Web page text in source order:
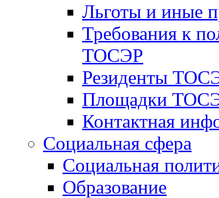
Льготы и иные
Требования к
ТОСЭР
Резиденты
Площадки
Контактная
Социальная сфера
Социальная
Образование